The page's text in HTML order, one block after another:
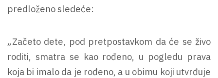
predloženo sledeće:
„Začeto dete, pod pretpostavkom da će se živo
roditi, smatra se kao rođeno, u pogledu prava
koja bi imalo da je rođeno, a u obimu koji utvrđuje